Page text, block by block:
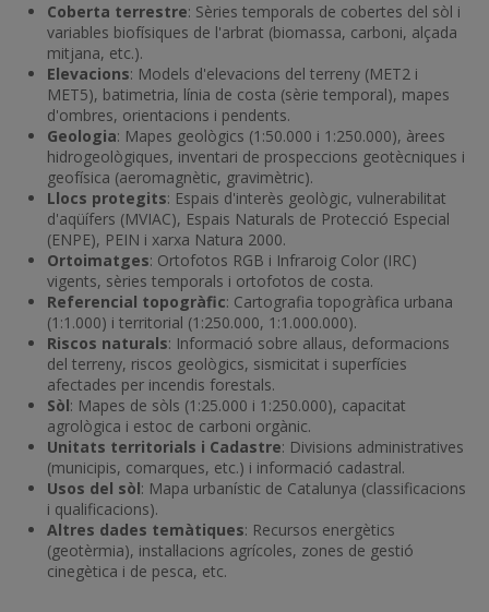
Coberta terrestre: Sèries temporals de cobertes del sòl i
variables biofísiques de l'arbrat (biomassa, carboni, alçada
mitjana, etc.).
Elevacions: Models d'elevacions del terreny (MET2 i
MET5), batimetria, línia de costa (sèrie temporal), mapes
d'ombres, orientacions i pendents.
Geologia: Mapes geològics (1:50.000 i 1:250.000), àrees
hidrogeològiques, inventari de prospeccions geotècniques i
geofísica (aeromagnètic, gravimètric).
Llocs protegits: Espais d'interès geològic, vulnerabilitat
d'aqüífers (MVIAC), Espais Naturals de Protecció Especial
(ENPE), PEIN i xarxa Natura 2000.
Ortoimatges: Ortofotos RGB i Infraroig Color (IRC)
vigents, sèries temporals i ortofotos de costa.
Referencial topogràfic: Cartografia topogràfica urbana
(1:1.000) i territorial (1:250.000, 1:1.000.000).
Riscos naturals: Informació sobre allaus, deformacions
del terreny, riscos geològics, sismicitat i superfícies
afectades per incendis forestals.
Sòl: Mapes de sòls (1:25.000 i 1:250.000), capacitat
agrològica i estoc de carboni orgànic.
Unitats territorials i Cadastre: Divisions administratives
(municipis, comarques, etc.) i informació cadastral.
Usos del sòl: Mapa urbanístic de Catalunya (classificacions
i qualificacions).
Altres dades temàtiques: Recursos energètics
(geotèrmia), instal·lacions agrícoles, zones de gestió
cinegètica i de pesca, etc.